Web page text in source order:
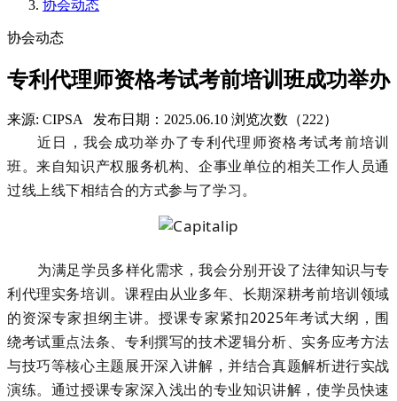
协会动态
协会动态
专利代理师资格考试考前培训班成功举办
来源: CIPSA 发布日期：2025.06.10 浏览次数（222）
近日，我会成功举办了专利代理师资格考试考前培训
班。来自知识产权服务机构、企事业单位的相关工作人员通
过线上线下相结合的方式参与了学习。
为满足学员多样化需求，我会分别开设了法律知识与专
利代理实务培训。课程由从业多年、长期深耕考前培训领域
的资深专家担纲主讲。授课专家紧扣2025年考试大纲 ，围
绕考试重点法条、专利撰写的技术逻辑分析、实务应考方法
与技巧等核心主题展开深入讲解，并结合真题解析进行实战
演练。 通过授课专家深入浅出的专业知识讲解，使学员快速